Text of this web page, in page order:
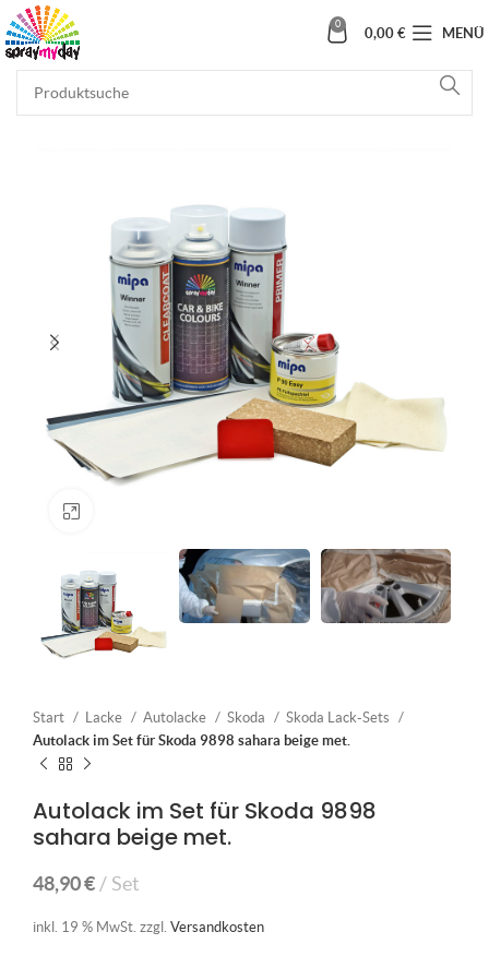
0
0,00 € MENÜ
Start Lacke Autolacke Skoda
Skoda Lack-Sets
Autolack im Set für Skoda 9898 sahara beige met.
Autolack im Set für Skoda 9898
sahara beige met.
48,90€ Set
inkl. 19 % MwSt. zzgl. Versandkosten